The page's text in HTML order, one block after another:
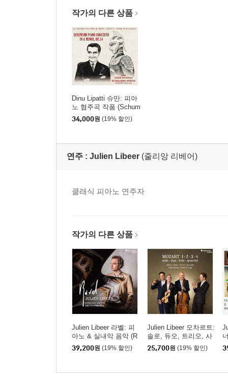
작가의 다른 상품
Dinu Lipatti 슈만: 피아
노 협주곡 작품 (Schum
ann: Piano concerto)
[UHQCD]
34,000원 (19% 할인)
연주 : Julien Libeer (줄리앙 리베어)
클래식 피아노 연주자
작가의 다른 상품
Julien Libeer 라벨: 피
아노 & 실내악 음악 (R
avel: Piano & Chamber
Music)
39,200원 (19% 할인)
Julien Libeer 모차르트:
솔로, 듀오, 트리오, 사
중주 (Mozart: 1 2 3 4 -
Solo, Duo, Trio, Quarte
25,700원 (19% 할인)